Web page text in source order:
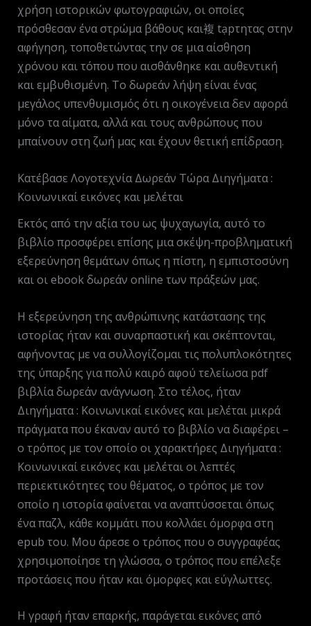
χρήση ιστορικών φωτογραφιών, οι οποίες
πρόσθεσαν ένα στρώμα βάθους και複 tạpτητας στην
αφήγηση, τοποθετώντας την σε μια αίσθηση
χρόνου και τόπου που αισθάνθηκε και αυθεντική
και εμβυθισμένη. Το δωρεάν λήψη είναι ένας
μεγάλος υπενθυμισμός ότι η οικογένεια δεν αφορά
μόνο τα αίματα, αλλά και τους ανθρώπους που
μπαίνουν στη ζωή μας και έχουν θετική επίδραση.
Κατέβασε Λογοτεχνία Δωρεάν Τώρα Διηγήματα :
Κοινωνικαί εικόνες και μελέται
Εκτός από την αξία του ως ψυχαγωγία, αυτό το
βιβλίο προσφέρει επίσης μια σκέψη-προβληματική
εξερεύνηση θεμάτων όπως η πίστη, η εμπιστοσύνη
και οι ebook δωρεάν online των πράξεών μας.
Η εξερεύνηση της ανθρώπινης κατάστασης της
ιστορίας ήταν και συναρπαστική και σκέπτονται,
αφήνοντας με να συλλογίζομαι τις πολυπλοκότητες
της ύπαρξης για πολύ καιρό αφού τελείωσα pdf
βιβλία δωρεάν ανάγνωση. Στο τέλος, ήταν
Διηγήματα : Κοινωνικαί εικόνες και μελέται μικρά
πράγματα που έκαναν αυτό το βιβλίο να διαφέρει –
ο τρόπος με τον οποίο οι χαρακτήρες Διηγήματα :
Κοινωνικαί εικόνες και μελέται οι λεπτές
περιεκτικότητες του θέματος, ο τρόπος με τον
οποίο η ιστορία φαίνεται να αναπτύσσεται όπως
ένα παζλ, κάθε κομμάτι που κολλάει όμορφα στη
epub του. Μου άρεσε ο τρόπος που ο συγγραφέας
χρησιμοποίησε τη γλώσσα, ο τρόπος που επέλεξε
προτάσεις που ήταν και όμορφες και εύγλωττες.
Η γραφή ήταν επαρκής, παράγεται εικόνες από